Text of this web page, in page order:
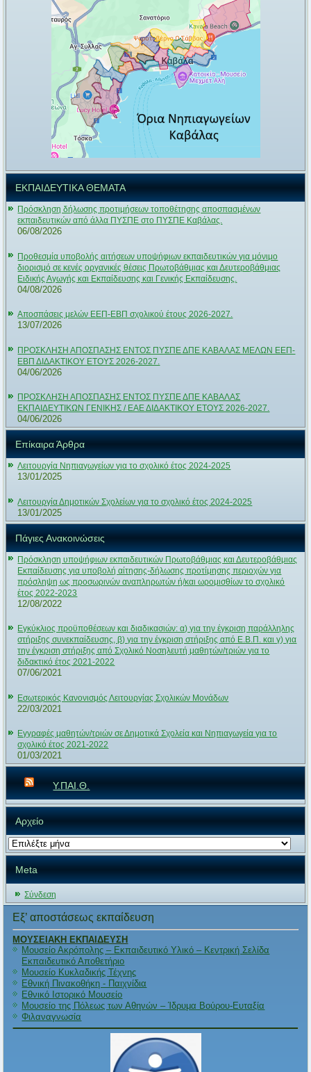
ΕΚΠΑΙΔΕΥΤΙΚΑ ΘΕΜΑΤΑ
Πρόσκληση δήλωσης προτιμήσεων τοποθέτησης αποσπασμένων
εκπαιδευτικών από άλλα ΠΥΣΠΕ στο ΠΥΣΠΕ Καβάλας.
06/08/2026
Προθεσμία υποβολής αιτήσεων υποψήφιων εκπαιδευτικών για μόνιμο
διορισμό σε κενές οργανικές θέσεις Πρωτοβάθμιας και Δευτεροβάθμιας
Ειδικής Αγωγής και Εκπαίδευσης και Γενικής Εκπαίδευσης.
04/08/2026
Αποσπάσεις μελών ΕΕΠ-ΕΒΠ σχολικού έτους 2026-2027.
13/07/2026
ΠΡΟΣΚΛΗΣΗ ΑΠΟΣΠΑΣΗΣ ΕΝΤΟΣ ΠΥΣΠΕ ΔΠΕ ΚΑΒΑΛΑΣ ΜΕΛΩΝ ΕΕΠ-
ΕΒΠ ΔΙΔΑΚΤΙΚΟΥ ΕΤΟΥΣ 2026-2027.
04/06/2026
ΠΡΟΣΚΛΗΣΗ ΑΠΟΣΠΑΣΗΣ ΕΝΤΟΣ ΠΥΣΠΕ ΔΠΕ ΚΑΒΑΛΑΣ
ΕΚΠΑΙΔΕΥΤΙΚΩΝ ΓΕΝΙΚΗΣ / ΕΑΕ ΔΙΔΑΚΤΙΚΟΥ ΕΤΟΥΣ 2026-2027.
04/06/2026
Επίκαιρα Άρθρα
Λειτουργία Νηπιαγωγείων για το σχολικό έτος 2024-2025
13/01/2025
Λειτουργία Δημοτικών Σχολείων για το σχολικό έτος 2024-2025
13/01/2025
Πάγιες Ανακοινώσεις
Πρόσκληση υποψήφιων εκπαιδευτικών Πρωτοβάθμιας και Δευτεροβάθμιας
Εκπαίδευσης για υποβολή αίτησης-δήλωσης προτίμησης περιοχών για
πρόσληψη ως προσωρινών αναπληρωτών ή/και ωρομισθίων το σχολικό
έτος 2022-2023
12/08/2022
Εγκύκλιος προϋποθέσεων και διαδικασιών: α) για την έγκριση παράλληλης
στήριξης συνεκπαίδευσης, β) για την έγκριση στήριξης από Ε.Β.Π. και γ) για
την έγκριση στήριξης από Σχολικό Νοσηλευτή μαθητών/τριών για το
διδακτικό έτος 2021-2022
07/06/2021
Εσωτερικός Κανονισμός Λειτουργίας Σχολικών Μονάδων
22/03/2021
Εγγραφές μαθητών/τριών σε Δημοτικά Σχολεία και Νηπιαγωγεία για το
σχολικό έτος 2021-2022
01/03/2021
Υ.ΠΑΙ.Θ.
Αρχείο
Αρχείο
Meta
Σύνδεση
Εξ’ αποστάσεως εκπαίδευση
ΜΟΥΣΕΙΑΚΗ ΕΚΠΑΙΔΕΥΣΗ
Μουσείο Ακρόπολης – Εκπαιδευτικό Υλικό – Κεντρική Σελίδα
Εκπαιδευτικό Αποθετήριο
Μουσείο Κυκλαδικής Τέχνης
Εθνική Πινακοθήκη - Παιχνίδια
Εθνικό Ιστορικό Μουσείο
Μουσείο της Πόλεως των Αθηνών – Ίδρυμα Βούρου-Ευταξία
Φιλαναγνωσία